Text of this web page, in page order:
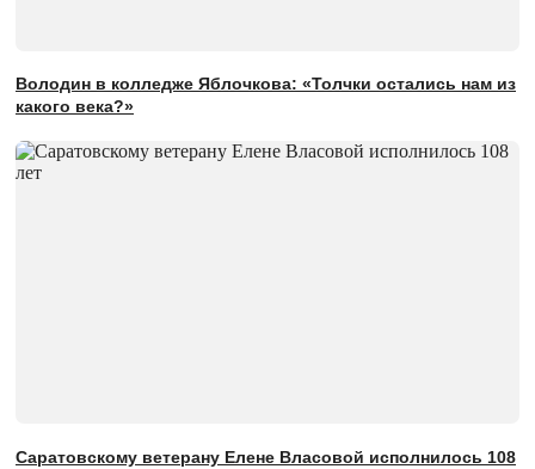
Володин в колледже Яблочкова: «Толчки остались нам из
какого века?»
Саратовскому ветерану Елене Власовой исполнилось 108